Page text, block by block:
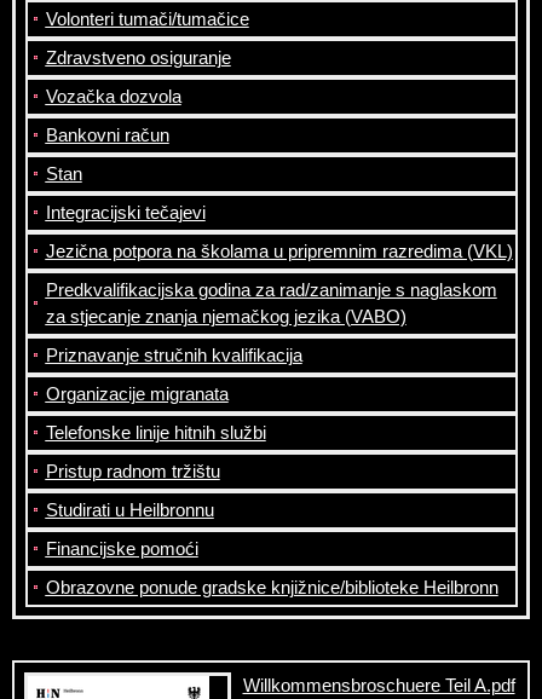
Volonteri tumači/tumačice
Zdravstveno osiguranje
Vozačka dozvola
Bankovni račun
Stan
Integracijski tečajevi
Jezična potpora na školama u pripremnim razredima (VKL)
Predkvalifikacijska godina za rad/zanimanje s naglaskom
za stjecanje znanja njemačkog jezika (VABO)
Priznavanje stručnih kvalifikacija
Organizacije migranata
Telefonske linije hitnih službi
Pristup radnom tržištu
Studirati u Heilbronnu
Financijske pomoći
Obrazovne ponude gradske knjižnice/biblioteke Heilbronn
Willkommensbroschuere Teil A.pdf